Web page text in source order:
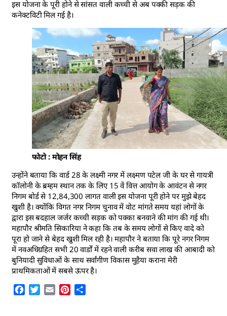
इस योजना के पूरी होने से सांसत वाली कच्ची से अब पक्की सड़क की
कनेक्टविटी मिल गई है।
फोटो : मोहन सिंह
उन्होंने बताया कि वार्ड 28 के लक्ष्मी नगर में लक्ष्मण पटेल जी के घर से गायत्री
कॉलोनी के ब्रम्हम स्थान तक के लिए 15 वें वित्त आयोग के आवंटन से नगर
निगम बोर्ड से 12,84,300 लागत वाली इस योजना पूरी होने पर मुझे बेहद
खुशी है। क्योंकि विगत नगर निगम चुनाव में वोट मांगते समय यहां लोगों के
द्वारा इस बदहाल जर्जर कच्ची सड़क को पक्का बनवाने की मांग की गई थी।
महापौर श्रीमति सिकारिया ने कहा कि तब के समय लोगों से किए वादे को
पूरा हो जाने से बेहद खुशी मिल रही है। महापौर ने बताया कि पूरे नगर निगम
में नवअधिग्रहित सभी 20 वार्डों में रहने वाली करीब सवा लाख की आबादी को
बुनियादी सुविधाओं के साथ सर्वांगीण विकास मुहैया कराना मेरी
प्राथमिकताओं में सबसे ऊपर है।
Facebook
Twitter
Email Pinterest